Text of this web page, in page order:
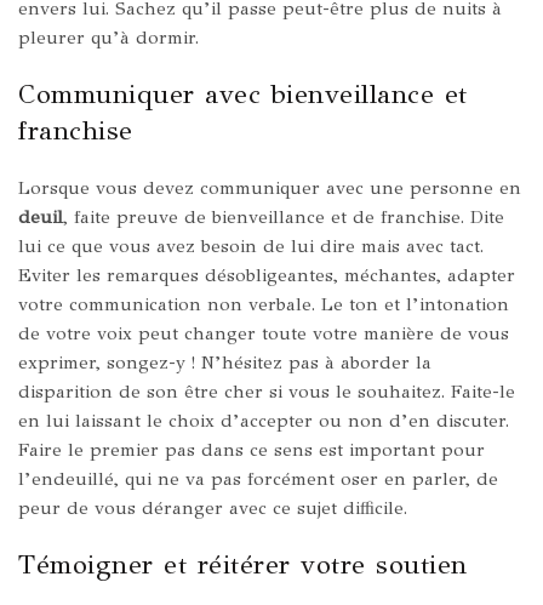
envers lui. Sachez qu’il passe peut-être plus de nuits à
pleurer qu’à dormir.
Communiquer avec bienveillance et
franchise
Lorsque vous devez communiquer avec une personne en
deuil, faite preuve de bienveillance et de franchise. Dite
lui ce que vous avez besoin de lui dire mais avec tact.
Eviter les remarques désobligeantes, méchantes, adapter
votre communication non verbale. Le ton et l’intonation
de votre voix peut changer toute votre manière de vous
exprimer, songez-y ! N’hésitez pas à aborder la
disparition de son être cher si vous le souhaitez. Faite-le
en lui laissant le choix d’accepter ou non d’en discuter.
Faire le premier pas dans ce sens est important pour
l’endeuillé, qui ne va pas forcément oser en parler, de
peur de vous déranger avec ce sujet difficile.
Témoigner et réitérer votre soutien